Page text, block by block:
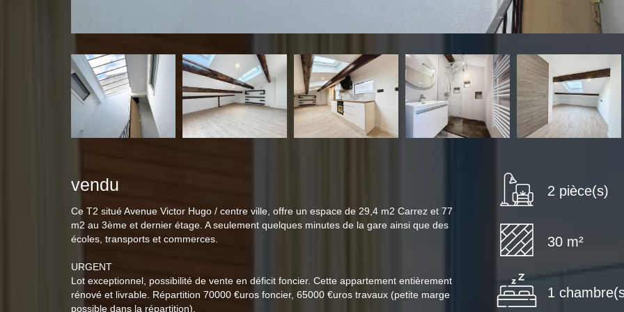
vendu
Ce T2 situé Avenue Victor Hugo / centre ville, offre un espace de 29,4 m2 Carrez et 77
m2 au 3ème et dernier étage. A seulement quelques minutes de la gare ainsi que des
écoles, transports et commerces.
URGENT
Lot exceptionnel, possibilité de vente en déficit foncier. Cette appartement entièrement
rénové et livrable. Répartition 70000 €uros foncier, 65000 €uros travaux (petite marge
possible dans la répartition).
2 pièce(s)
30 m²
1